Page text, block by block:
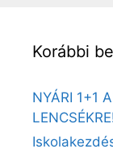
Korábbi
NYÁRI 1+1